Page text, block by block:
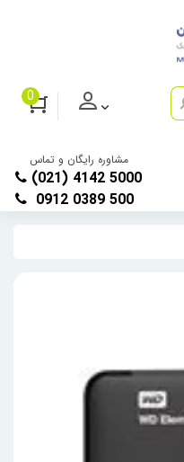
0
مشاوره رایگان و تماس
(021) 4142 5000
0912 0389 500